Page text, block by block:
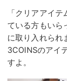
「クリアアイ
ている方もいら
に取り入れられ
3COINSのアイ
すよ。